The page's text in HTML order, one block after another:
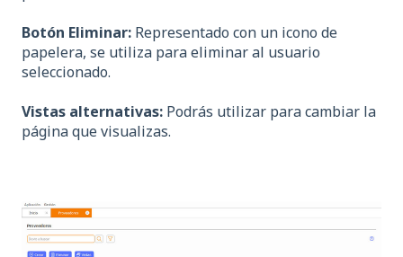
Botón Eliminar: Representado con un icono de
papelera, se utiliza para eliminar al usuario
seleccionado.
Vistas alternativas: Podrás utilizar para cambiar la
página que visualizas.